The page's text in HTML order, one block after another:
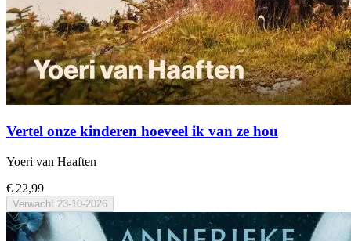
Vertel onze kinderen hoeveel ik van ze hou
Yoeri van Haaften
€ 22,99
Verwacht 23-10-2026